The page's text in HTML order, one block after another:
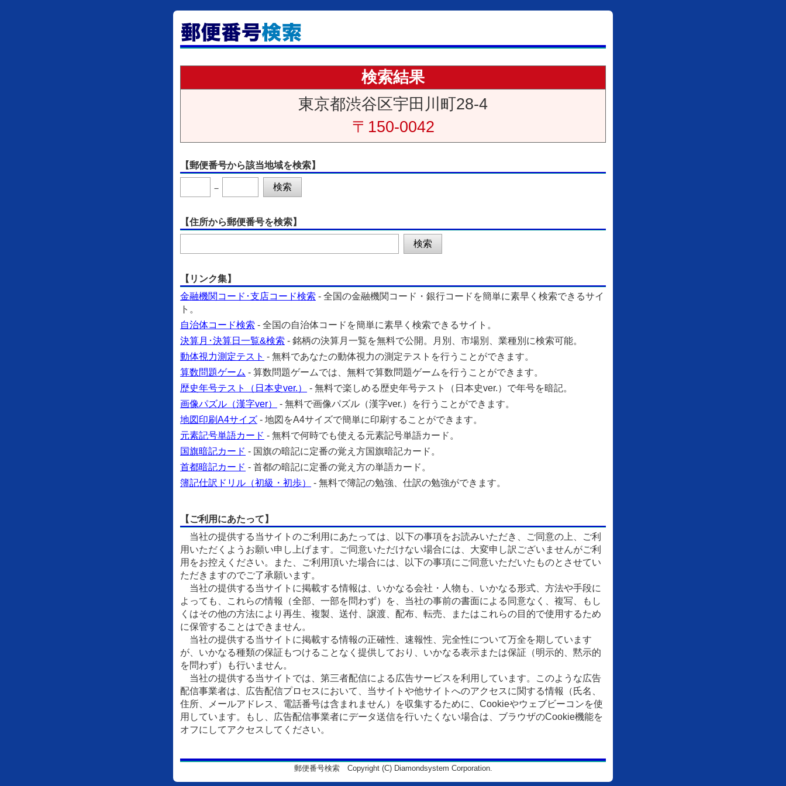
検索結果
東京都渋谷区宇田川町28-4
〒150-0042
【郵便番号から該当地域を検索】
－
【住所から郵便番号を検索】
【リンク集】
金融機関コード･支店コード検索 - 全国の金融機関コード・銀行コードを簡単に素早く検索できるサイ
ト。
自治体コード検索 - 全国の自治体コードを簡単に素早く検索できるサイト。
決算月･決算日一覧&検索 - 銘柄の決算月一覧を無料で公開。月別、市場別、業種別に検索可能。
動体視力測定テスト - 無料であなたの動体視力の測定テストを行うことができます。
算数問題ゲーム - 算数問題ゲームでは、無料で算数問題ゲームを行うことができます。
歴史年号テスト（日本史ver.）
- 無料で楽しめる歴史年号テスト（日本史ver.）で年号を暗記。
画像パズル（漢字ver）
- 無料で画像パズル（漢字ver.）を行うことができます。
地図印刷A4サイズ - 地図をA4サイズで簡単に印刷することができます。
元素記号単語カード - 無料で何時でも使える元素記号単語カード。
国旗暗記カード - 国旗の暗記に定番の覚え方国旗暗記カード。
首都暗記カード - 首都の暗記に定番の覚え方の単語カード。
簿記仕訳ドリル（初級・初歩）
- 無料で簿記の勉強、仕訳の勉強ができます。
【ご利用にあたって】
当社の提供する当サイトのご利用にあたっては、以下の事項をお読みいただき、ご同意の上、ご利
用いただくようお願い申し上げます。ご同意いただけない場合には、大変申し訳ございませんがご利
用をお控えください。また、ご利用頂いた場合には、以下の事項にご同意いただいたものとさせてい
ただきますのでご了承願います。
当社の提供する当サイトに掲載する情報は、いかなる会社・人物も、いかなる形式、方法や手段に
よっても、これらの情報（全部、一部を問わず）を、当社の事前の書面による同意なく、複写、もし
くはその他の方法により再生、複製、送付、譲渡、配布、転売、またはこれらの目的で使用するため
に保管することはできません。
当社の提供する当サイトに掲載する情報の正確性、速報性、完全性について万全を期しています
が、いかなる種類の保証もつけることなく提供しており、いかなる表示または保証（明示的、黙示的
を問わず）も行いません。
当社の提供する当サイトでは、第三者配信による広告サービスを利用しています。このような広告
配信事業者は、広告配信プロセスにおいて、当サイトや他サイトへのアクセスに関する情報（氏名、
住所、メールアドレス、電話番号は含まれません）を収集するために、Cookieやウェブビーコンを使
用しています。もし、広告配信事業者にデータ送信を行いたくない場合は、ブラウザのCookie機能を
オフにしてアクセスしてください。
郵便番号検索 Copyright (C) Diamondsystem Corporation.